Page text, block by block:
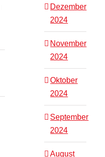
Dezember
2024
November
2024
Oktober
2024
September
2024
August